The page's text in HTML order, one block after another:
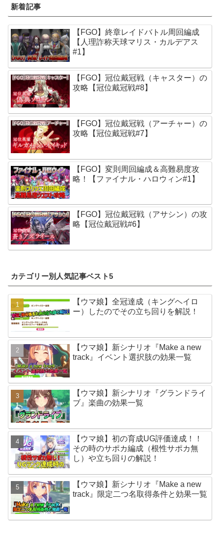
新着記事
【FGO】終章レイドバトル周回編成
【人理詐称天球マリス・カルデアス
#1】
【FGO】冠位戴冠戦（キャスター）の
攻略【冠位戴冠戦#8】
【FGO】冠位戴冠戦（アーチャー）の
攻略【冠位戴冠戦#7】
【FGO】変則周回編成＆高難易度攻
略！【ファイナル・ハロウィン#1】
【FGO】冠位戴冠戦（アサシン）の攻
略【冠位戴冠戦#6】
カテゴリー別人気記事ベスト5
【ウマ娘】全冠達成（キングヘイロ
ー）したのでその立ち回りを解説！
【ウマ娘】新シナリオ『Make a new
track』イベント選択肢の効果一覧
【ウマ娘】新シナリオ『グランドライ
ブ』楽曲の効果一覧
【ウマ娘】初の育成UG評価達成！！
その時のサポカ編成（根性サポカ無
し）や立ち回りの解説！
【ウマ娘】新シナリオ『Make a new
track』限定二つ名取得条件と効果一覧